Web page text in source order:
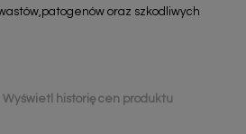
oraz szkodliwych
Wyświetl historię cen produktu